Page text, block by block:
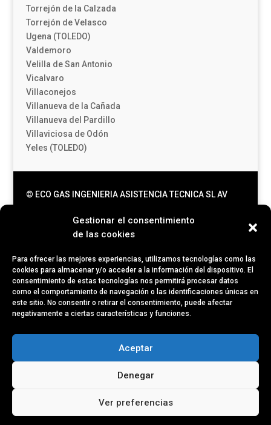
Gestionar el consentimiento
de las cookies
Para ofrecer las mejores experiencias, utilizamos tecnologías como las
cookies para almacenar y/o acceder a la información del dispositivo. El
consentimiento de estas tecnologías nos permitirá procesar datos
como el comportamiento de navegación o las identificaciones únicas en
este sitio. No consentir o retirar el consentimiento, puede afectar
negativamente a ciertas características y funciones.
Aceptar
Denegar
Ver preferencias
Torrejón de la Calzada
Torrejón de Velasco
Ugena (TOLEDO)
Valdemoro
Velilla de San Antonio
Vicalvaro
Villaconejos
Villanueva de la Cañada
Villanueva del Pardillo
Villaviciosa de Odón
Yeles (TOLEDO)
© ECO GAS INGENIERIA ASISTENCIA TECNICA SL AV
info@ecogasingenieria.es
Reparación de calderas Saunier Duval
baratas Madrid
Servicio técnico Saunier Duval
Móstoles|Mantenimiento calderas
Madrid|Reparación de calderas Madrid
expuestos en este website son propiedad de sus
así como nuestros técnicos son un servicio técnico
de Madrid, pero no es el servicio técnico oficial de las